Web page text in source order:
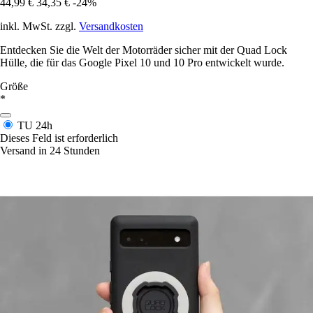
inkl. MwSt. zzgl. Versandkosten
Entdecken Sie die Welt der Motorräder sicher mit der Quad Lock
Hülle, die für das Google Pixel 10 und 10 Pro entwickelt wurde.
Größe
*
TU 24h
Dieses Feld ist erforderlich
Versand in 24 Stunden